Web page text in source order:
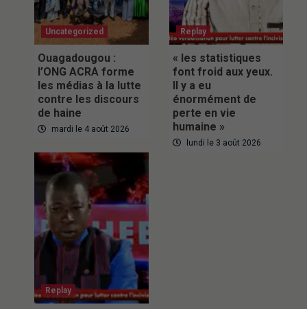
Uncategorized
Ouagadougou :
l’ONG ACRA forme
les médias à la lutte
contre les discours
de haine
mardi le 4 août 2026
Replay
« les statistiques
font froid aux yeux.
Il y a eu
énormément de
perte en vie
humaine »
lundi le 3 août 2026
Replay